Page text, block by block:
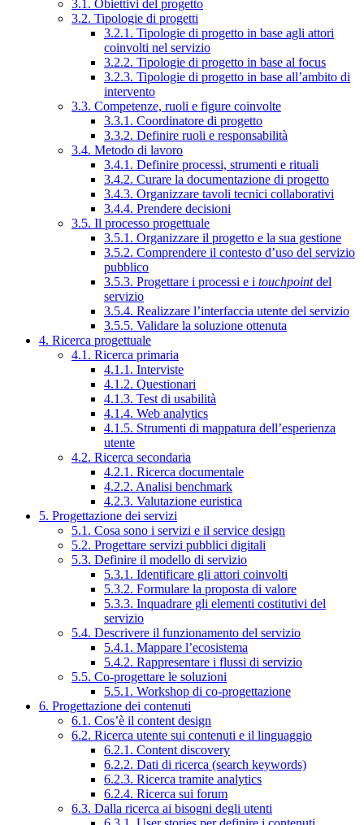
3.1. Obiettivi del progetto
3.2. Tipologie di progetti
3.2.1. Tipologie di progetto in base agli attori
coinvolti nel servizio
3.2.2. Tipologie di progetto in base al focus
3.2.3. Tipologie di progetto in base all’ambito di
intervento
3.3. Competenze, ruoli e figure coinvolte
3.3.1. Coordinatore di progetto
3.3.2. Definire ruoli e responsabilità
3.4. Metodo di lavoro
3.4.1. Definire processi, strumenti e rituali
3.4.2. Curare la documentazione di progetto
3.4.3. Organizzare tavoli tecnici collaborativi
3.4.4. Prendere decisioni
3.5. Il processo progettuale
3.5.1. Organizzare il progetto e la sua gestione
3.5.2. Comprendere il contesto d’uso del servizio
pubblico
3.5.3. Progettare i processi e i touchpointdel
servizio
3.5.4. Realizzare l’interfaccia utente del servizio
3.5.5. Validare la soluzione ottenuta
4. Ricerca progettuale
4.1. Ricerca primaria
4.1.1. Interviste
4.1.2. Questionari
4.1.3. Test di usabilità
4.1.4. Web analytics
4.1.5. Strumenti di mappatura dell’esperienza
utente
4.2. Ricerca secondaria
4.2.1. Ricerca documentale
4.2.2. Analisi benchmark
4.2.3. Valutazione euristica
5. Progettazione dei servizi
5.1. Cosa sono i servizi e il service design
5.2. Progettare servizi pubblici digitali
5.3. Definire il modello di servizio
5.3.1. Identificare gli attori coinvolti
5.3.2. Formulare la proposta di valore
5.3.3. Inquadrare gli elementi costitutivi del
servizio
5.4. Descrivere il funzionamento del servizio
5.4.1. Mappare l’ecosistema
5.4.2. Rappresentare i flussi di servizio
5.5. Co-progettare le soluzioni
5.5.1. Workshop di co-progettazione
6. Progettazione dei contenuti
6.1. Cos’è il content design
6.2. Ricerca utente sui contenuti e il linguaggio
6.2.1. Content discovery
6.2.2. Dati di ricerca (search keywords)
6.2.3. Ricerca tramite analytics
6.2.4. Ricerca sui forum
6.3. Dalla ricerca ai bisogni degli utenti